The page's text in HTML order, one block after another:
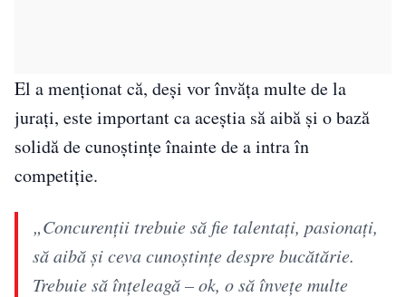
El a menționat că, deși vor învăța multe de la
jurați, este important ca aceștia să aibă și o bază
solidă de cunoștințe înainte de a intra în
competiție.
„Concurenții trebuie să fie talentați, pasionați,
să aibă și ceva cunoștințe despre bucătărie.
Trebuie să înțeleagă – ok, o să învețe multe